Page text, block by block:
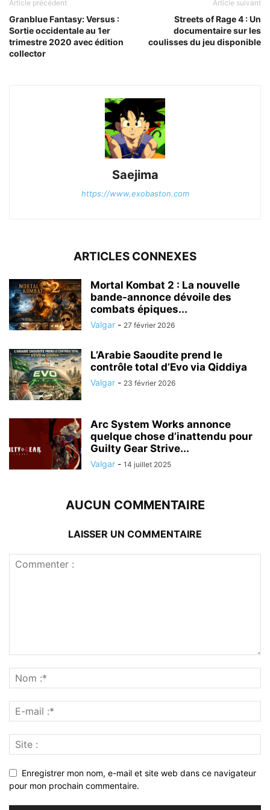
Article précédent
Granblue Fantasy: Versus :
Sortie occidentale au 1er
trimestre 2020 avec édition
collector
Article suivant
Streets of Rage 4 : Un
documentaire sur les
coulisses du jeu disponible
Saejima
https://www.exobaston.com
ARTICLES CONNEXES
Mortal Kombat 2 : La nouvelle
bande-annonce dévoile des
combats épiques...
Valgar - 27 février 2026
L’Arabie Saoudite prend le
contrôle total d’Evo via Qiddiya
Valgar - 23 février 2026
Arc System Works annonce
quelque chose d’inattendu pour
Guilty Gear Strive...
Valgar - 14 juillet 2025
AUCUN COMMENTAIRE
LAISSER UN COMMENTAIRE
Enregistrer mon nom, e-mail et site web dans ce navigateur
pour mon prochain commentaire.